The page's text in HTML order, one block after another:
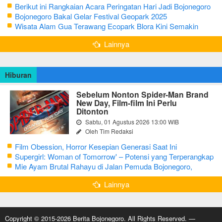
Berikut ini Rangkaian Acara Peringatan Hari Jadi Bojonegoro
Ke-348 Tahun 2025
Bojonegoro Bakal Gelar Festival Geopark 2025
Wisata Alam Gua Terawang Ecopark Blora Kini Semakin
Menarik
Lainnya
Hiburan
Sebelum Nonton Spider-Man Brand
New Day, Film-film Ini Perlu
Ditonton
Sabtu, 01 Agustus 2026 13:00 WIB
Oleh Tim Redaksi
Film Obession, Horror Kesepian Generasi Saat Ini
Supergirl: Woman of Tomorrow' – Potensi yang Terperangkap
dalam Narasi Generik
Mie Ayam Brutal Rahayu di Jalan Pemuda Bojonegoro,
Kuliner dengan Banyak Pilihan Menu
Lainnya
Copyright © 2015-2026 Berita Bojonegoro. All Rights Reserved. —